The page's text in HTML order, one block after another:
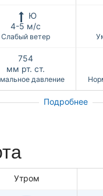
Ю
4-5 м/с
Слабый ветер
754
мм рт. ст.
давление
Подробнее
Утром